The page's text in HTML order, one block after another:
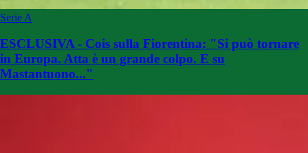
Serie A
ESCLUSIVA - Cois sulla Fiorentina: "Si può tornare
in Europa. Atta è un grande colpo. E su
Mastantuono..."